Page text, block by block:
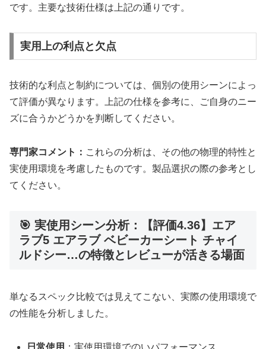
です。主要な技術仕様は上記の通りです。
実用上の利点と欠点
技術的な利点と制約については、個別の使用シーンによっ
て評価が異なります。上記の仕様を参考に、ご自身のニー
ズに合うかどうかを判断してください。
専門家コメント： これらの分析は、その他の物理的特性と
実使用環境を考慮したものです。製品選択の際の参考とし
てください。
🎯 実使用シーン分析：【評価4.36】エア
ラブ5 エアラブ ベビーカーシート チャイ
ルドシー…の特徴とレビューが活きる場面
単なるスペック比較では見えてこない、実際の使用環境で
の性能を分析しました。
日常使用 ：実使用環境でのいパフォーマンス